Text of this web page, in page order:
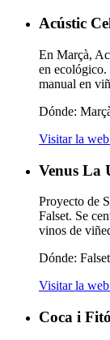
Acústic
En Marçà,
en ecológico.
manual en
Dónde:
Visitar la
Venus La
Proyecto de
Falset. Se
vinos de
Dónde: Falset
Visitar la
Coca i Fitó